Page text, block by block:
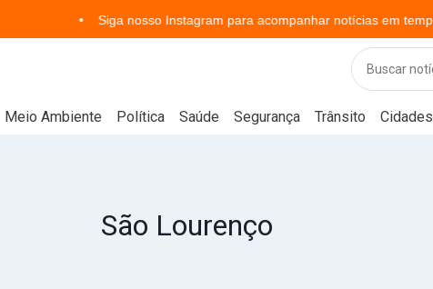
Siga nosso Instagram para acompanhar notícias em tempo real
Meio Ambiente Política Saúde Segurança Trânsito Cidades
São Lourenço